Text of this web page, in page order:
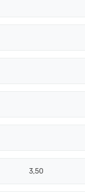
3,50